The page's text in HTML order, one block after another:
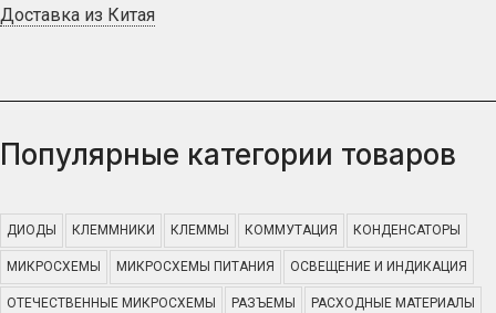
Доставка из Китая
Популярные категории товаров
ДИОДЫ КЛЕММНИКИ КЛЕММЫ КОММУТАЦИЯ КОНДЕНСАТОРЫ
МИКРОСХЕМЫ МИКРОСХЕМЫ ПИТАНИЯ ОСВЕЩЕНИЕ И ИНДИКАЦИЯ
ОТЕЧЕСТВЕННЫЕ МИКРОСХЕМЫ РАЗЪЕМЫ РАСХОДНЫЕ МАТЕРИАЛЫ